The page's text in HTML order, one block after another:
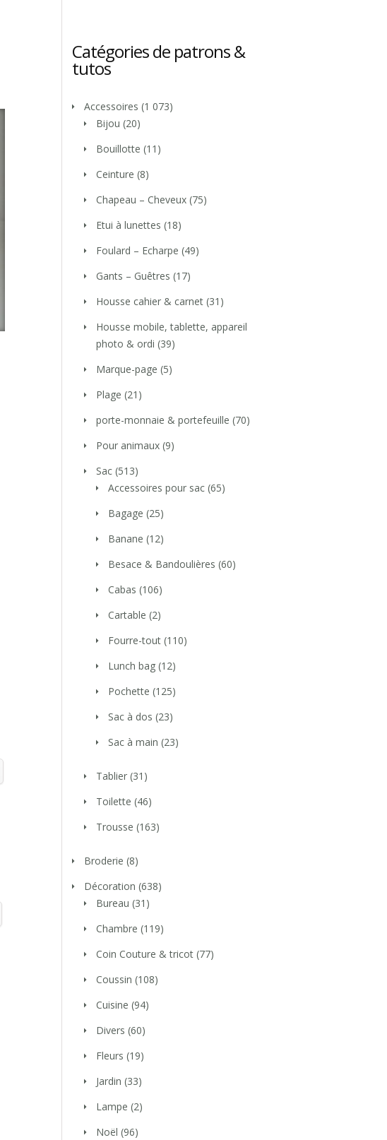
Catégories de patrons &
tutos
Accessoires (1 073)
Bijou (20)
Bouillotte (11)
Ceinture (8)
Chapeau – Cheveux (75)
Etui à lunettes (18)
Foulard – Echarpe (49)
Gants – Guêtres (17)
Housse cahier & carnet (31)
Housse mobile, tablette, appareil
photo & ordi (39)
Marque-page (5)
Plage (21)
porte-monnaie & portefeuille (70)
Pour animaux (9)
Sac (513)
Accessoires pour sac (65)
Bagage (25)
Banane (12)
Besace & Bandoulières (60)
Cabas (106)
Cartable (2)
Fourre-tout (110)
Lunch bag (12)
Pochette (125)
Sac à dos (23)
Sac à main (23)
Tablier (31)
Toilette (46)
Trousse (163)
Broderie (8)
Décoration (638)
Bureau (31)
Chambre (119)
Coin Couture & tricot (77)
Coussin (108)
Cuisine (94)
Divers (60)
Fleurs (19)
Jardin (33)
Lampe (2)
Noël (96)